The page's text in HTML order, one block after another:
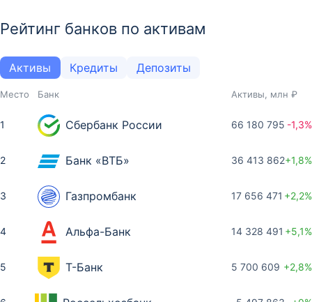
Рейтинг банков по активам
Активы Кредиты Депозиты
Место Банк Активы, млн ₽
1 Сбербанк России 66 180 795 -1,3%
2 Банк «ВТБ» 36 413 862+1,8%
3 Газпромбанк 17 656 471 +2,2%
4 Альфа-Банк 14 328 491 +5,1%
5 Т-Банк 5 700 609 +2,8%